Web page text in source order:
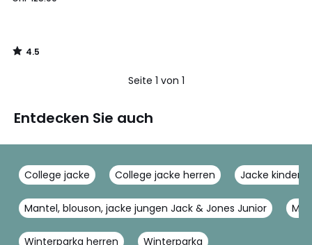
4.5
/
Seite 1 von 1
Entdecken Sie auch
College jacke College jacke herren Jacke kinder
Mantel, blouson, jacke jungen Jack & Jones Junior
Winterparka herren Winterparka